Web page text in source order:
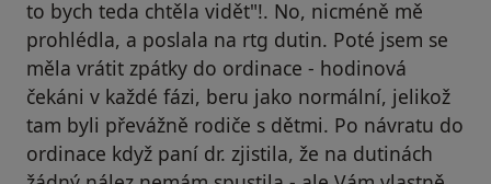
to bych teda chtěla vidět"!. No, nicméně mě
prohlédla, a poslala na rtg dutin. Poté jsem se
měla vrátit zpátky do ordinace - hodinová
čekáni v každé fázi, beru jako normální, jelikož
tam byli převážně rodiče s dětmi. Po návratu do
ordinace když paní dr. zjistila, že na dutinách